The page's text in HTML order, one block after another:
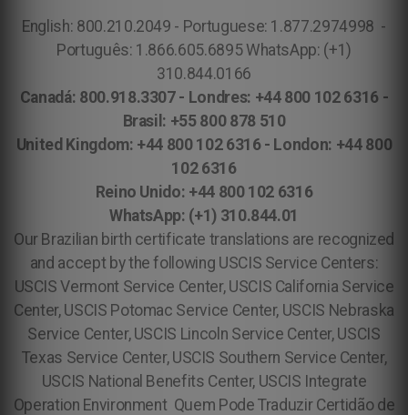
English: 800.210.2049 - Portuguese: 1.877.2974998 -
Português: 1.866.605.6895 WhatsApp: (+1)
310.844.0166
Canadá: 800.918.3307 - Londres: +44 800 102 6316 -
Brasil: +55 800 878 510
United Kingdom: +44 800 102 6316 - London: +44 800
102 6316
Reino Unido: +44 800 102 6316
WhatsApp: (+1) 310.844.01
Our Brazilian birth certificate translations are recognized
and accept by the following USCIS Service Centers:
USCIS Vermont Service Center, USCIS California Service
Center, USCIS Potomac Service Center, USCIS Nebraska
Service Center, USCIS Lincoln Service Center, USCIS
Texas Service Center, USCIS Southern Service Center,
USCIS National Benefits Center, USCIS Integrate
Operation Environment Quem Pode Traduzir Certidão de